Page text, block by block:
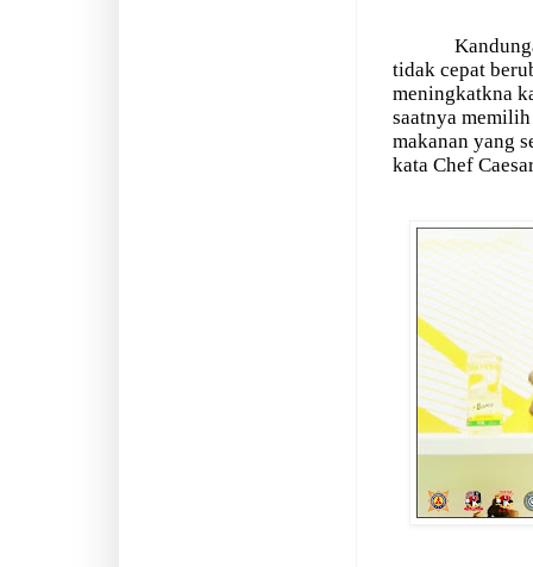
tidak cepat
meningkatkna
saatnya
makanan yang
kata Chef